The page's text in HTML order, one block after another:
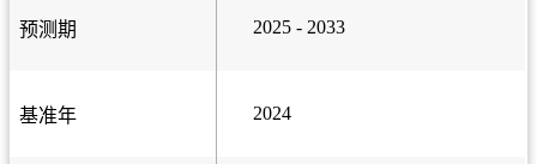
预测期 2025 - 2033
基准年 2024